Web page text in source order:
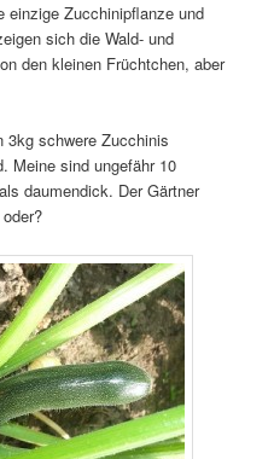
einzige Zucchinipflanze und
sich die Wald- und
den kleinen Früchtchen, aber
3kg schwere Zucchinis
Meine sind ungefähr 10
daumendick. Der Gärtner